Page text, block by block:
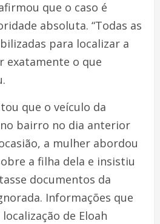
que o caso é
absoluta. “Todas as
para localizar a
exatamente o que
que o veículo da
bairro no dia anterior
a mulher abordou
a filha dela e insistiu
documentos da
Informações que
de Eloah